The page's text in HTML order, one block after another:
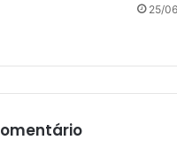
25/